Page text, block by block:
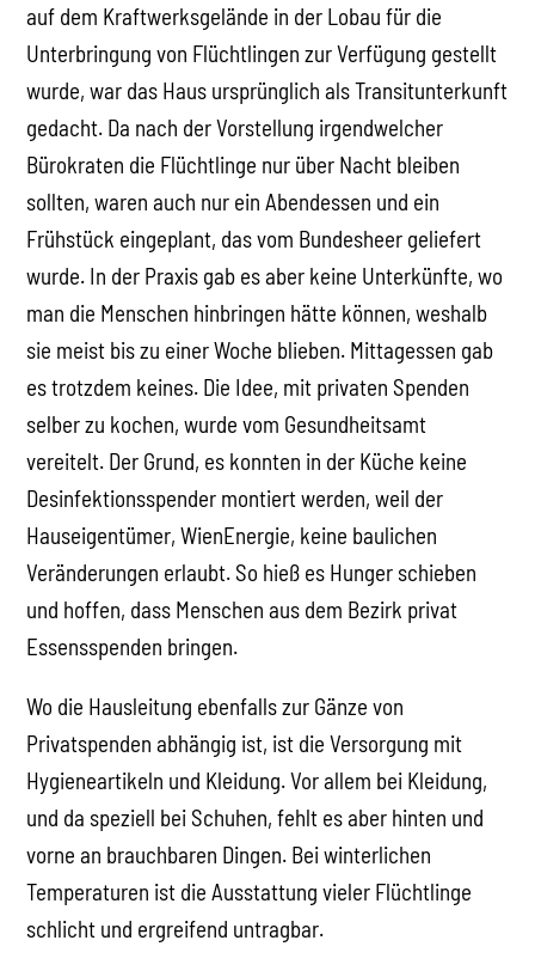
auf dem Kraftwerksgelände in der Lobau für die
Unterbringung von Flüchtlingen zur Verfügung gestellt
wurde, war das Haus ursprünglich als Transitunterkunft
gedacht. Da nach der Vorstellung irgendwelcher
Bürokraten die Flüchtlinge nur über Nacht bleiben
sollten, waren auch nur ein Abendessen und ein
Frühstück eingeplant, das vom Bundesheer geliefert
wurde. In der Praxis gab es aber keine Unterkünfte, wo
man die Menschen hinbringen hätte können, weshalb
sie meist bis zu einer Woche blieben. Mittagessen gab
es trotzdem keines. Die Idee, mit privaten Spenden
selber zu kochen, wurde vom Gesundheitsamt
vereitelt. Der Grund, es konnten in der Küche keine
Desinfektionsspender montiert werden, weil der
Hauseigentümer, WienEnergie, keine baulichen
Veränderungen erlaubt. So hieß es Hunger schieben
und hoffen, dass Menschen aus dem Bezirk privat
Essensspenden bringen.
Wo die Hausleitung ebenfalls zur Gänze von
Privatspenden abhängig ist, ist die Versorgung mit
Hygieneartikeln und Kleidung. Vor allem bei Kleidung,
und da speziell bei Schuhen, fehlt es aber hinten und
vorne an brauchbaren Dingen. Bei winterlichen
Temperaturen ist die Ausstattung vieler Flüchtlinge
schlicht und ergreifend untragbar.